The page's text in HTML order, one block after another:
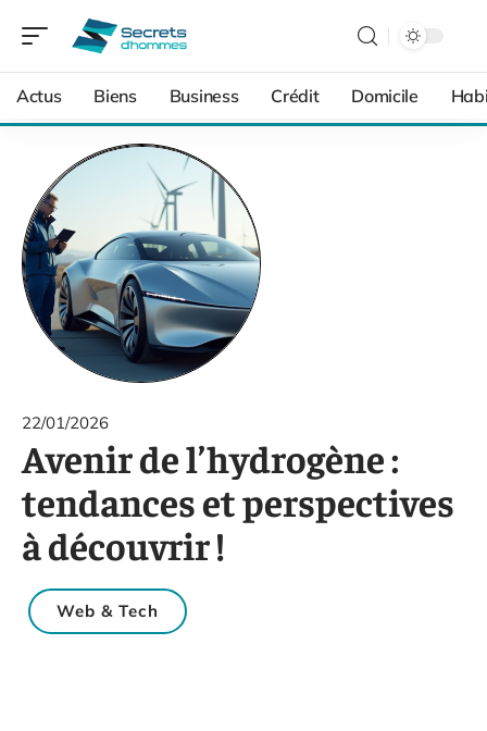
Actus Biens Business Crédit Domicile
22/01/2026
Avenir de l’hydrogène :
tendances et perspectives
à découvrir !
Web & Tech